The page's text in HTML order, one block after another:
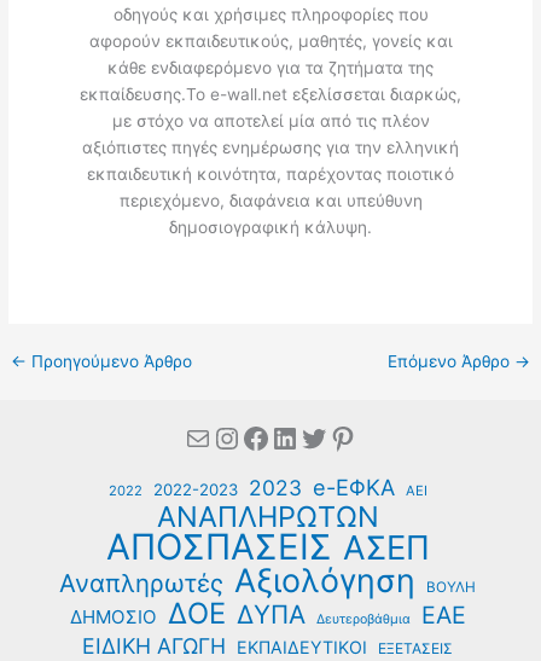
οδηγούς και χρήσιμες πληροφορίες που
αφορούν εκπαιδευτικούς, μαθητές, γονείς και
κάθε ενδιαφερόμενο για τα ζητήματα της
εκπαίδευσης.Το e-wall.net εξελίσσεται διαρκώς,
με στόχο να αποτελεί μία από τις πλέον
αξιόπιστες πηγές ενημέρωσης για την ελληνική
εκπαιδευτική κοινότητα, παρέχοντας ποιοτικό
περιεχόμενο, διαφάνεια και υπεύθυνη
δημοσιογραφική κάλυψη.
← Προηγούμενο Άρθρο Επόμενο Άρθρο →
MailInstagram
Facebook
Linkedin
Twitter
Pinterest
2022 2022-2023 2023 e-ΕΦΚΑ ΑΕΙ
ΑΝΑΠΛΗΡΩΤΩΝ
ΑΠΟΣΠΑΣΕΙΣ ΑΣΕΠ
Αναπληρωτές Αξιολόγηση ΒΟΥΛΗ
ΔΗΜΟΣΙΟ ΔΟΕ ΔΥΠΑ Δευτεροβάθμια ΕΑΕ
ΕΙΔΙΚΗ ΑΓΩΓΗ ΕΚΠΑΙΔΕΥΤΙΚΟΙ ΕΞΕΤΑΣΕΙΣ